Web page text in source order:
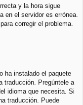
y la hora sigue
en el servidor es errónea.
corregir el problema.
ha instalado el paquete
traducción. Pregúntele a
idioma que necesita. Si
traducción. Puede